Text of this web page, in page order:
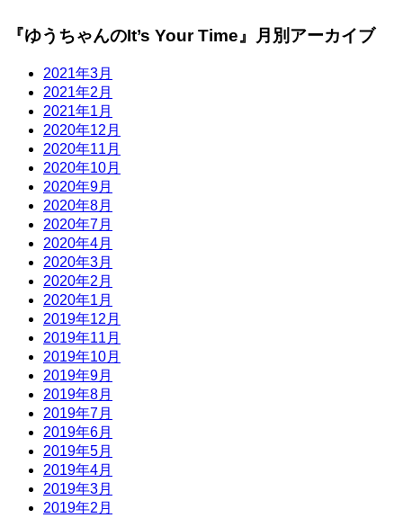
『ゆうちゃんのIt’s Your Time』月別アーカイブ
2021年3月
2021年2月
2021年1月
2020年12月
2020年11月
2020年10月
2020年9月
2020年8月
2020年7月
2020年4月
2020年3月
2020年2月
2020年1月
2019年12月
2019年11月
2019年10月
2019年9月
2019年8月
2019年7月
2019年6月
2019年5月
2019年4月
2019年3月
2019年2月